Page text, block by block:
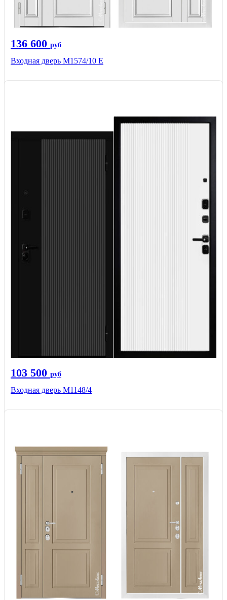
136 600 руб
Входная дверь М1574/10 Е
103 500 руб
Входная дверь М1148/4